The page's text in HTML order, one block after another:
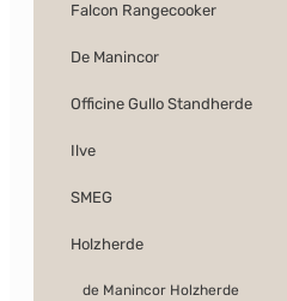
Falcon Rangecooker
De Manincor
Officine Gullo Standherde
Ilve
SMEG
Holzherde
de Manincor Holzherde